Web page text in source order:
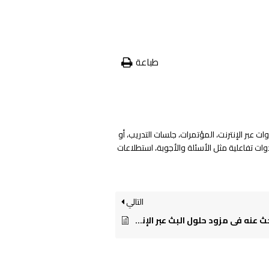
طباعة
الإنترنت، المؤتمرات، جلسات التدريب، أو
تفاعلية مثل الأسئلة والأجوبة، استطلاعات
التالي
ما الذي يجب أن أبحث عنه في مزود حلول البث عبر الإنترنت؟